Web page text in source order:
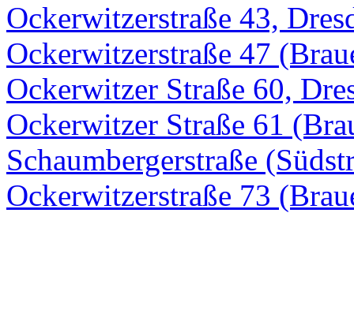
Ockerwitzerstraße 43,
Ockerwitzerstraße 47
Ockerwitzer Straße 60,
Ockerwitzer Straße 61
Schaumbergerstraße
Ockerwitzerstraße 73